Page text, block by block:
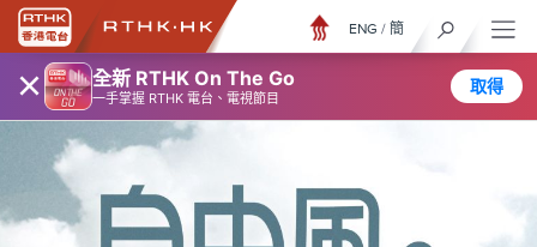
× 全新 RTHK On The Go
一手掌握 RTHK 電台、電視節目
取得
ENG / 簡